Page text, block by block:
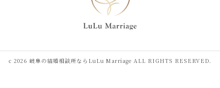
c 2026 岐阜の結婚相談所ならLuLu Marriage ALL RIGHTS RESERVED.